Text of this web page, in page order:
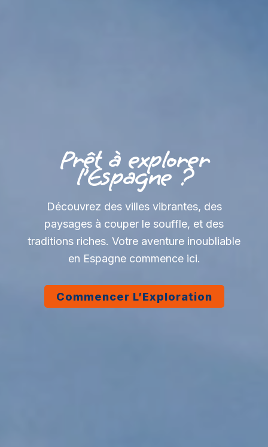
Prêt à explorer
l’Espagne ?
Découvrez des villes vibrantes, des
paysages à couper le souffle, et des
traditions riches. Votre aventure inoubliable
en Espagne commence ici.
Commencer L’Exploration